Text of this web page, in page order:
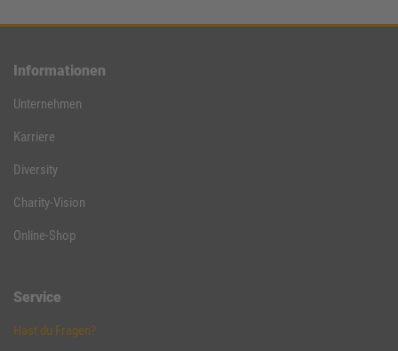
Informationen
Unternehmen
Karriere
Diversity
Charity-Vision
Online-Shop
Service
Hast du Fragen?